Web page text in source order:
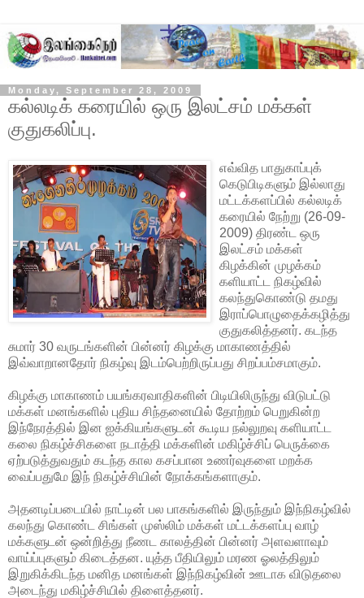
Monday, September 28, 2009
கல்லடிக் கரையில் ஒரு இலட்சம் மக்கள்
குதுகலிப்பு.
எவ்வித பாதுகாப்புக்
கெடுபிடிகளும் இல்லாது
மட்டக்களப்பில் கல்லடிக்
கரையில் நேற்று (26-09-
2009) திரண்ட ஒரு
இலட்சம் மக்கள்
கிழக்கின் முழக்கம்
களியாட்ட நிகழ்வில்
கலந்துகொண்டு தமது
இராப்பொழுதைக்கழித்து
குதுகலித்தனர். கடந்த
சுமார் 30 வருடங்களின் பின்னர் கிழக்கு மாகாணத்தில்
இவ்வாறானதோர் நிகழ்வு இடம்பெற்றிருப்பது சிறப்பம்சமாகும்.
கிழக்கு மாகாணம் பயங்கரவாதிகளின் பிடியிலிருந்து விடுபட்டு
மக்கள் மனங்களில் புதிய சிந்தனையில் தோற்றம் பெறுகின்ற
இந்நேரத்தில் இன ஐக்கியங்களுடன் கூடிய நல்லுறவு களியாட்ட
கலை நிகழ்ச்சிகளை நடாத்தி மக்களின் மகிழ்ச்சிப் பெருக்கை
ஏற்படுத்துவதும் கடந்த கால கசப்பான உணர்வுகளை மறக்க
வைப்பதுமே இந் நிகழ்ச்சியின் நோக்கங்களாகும்.
அதனடிப்படையில் நாட்டின் பல பாகங்களில் இருந்தும் இந்நிகழ்வில்
கலந்து கொண்ட சிங்கள் முஸ்லிம் மக்கள் மட்டக்களப்பு வாழ்
மக்களுடன் ஒன்றித்து நீணட காலத்தின் பின்னர் அளவளாவும்
வாய்ப்புகளும் கிடைத்தன. யுத்த பீதியிலும் மரண ஓலத்திலும்
இறுகிக்கிடந்த மனித மனங்கள் இந்நிகழ்வின் ஊடாக விடுதலை
அடைந்து மகிழ்ச்சியில் திளைத்தனர்.